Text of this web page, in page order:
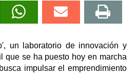
un laboratorio de innovación y
que se ha puesto hoy en marcha
impulsar el emprendimiento